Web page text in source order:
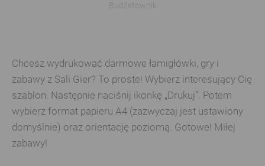
Budżetownik
Chcesz wydrukować darmowe łamigłówki, gry i
zabawy z Sali Gier? To proste! Wybierz interesujący Cię
szablon. Następnie naciśnij ikonkę „Drukuj”. Potem
wybierz format papieru A4 (zazwyczaj jest ustawiony
domyślnie) oraz orientację poziomą. Gotowe! Miłej
zabawy!